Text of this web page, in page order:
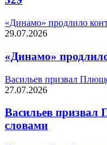
«Динамо» продлило
29.07.2026
«Динамо»
Васильев призвал
27.07.2026
Васильев призвал
словами